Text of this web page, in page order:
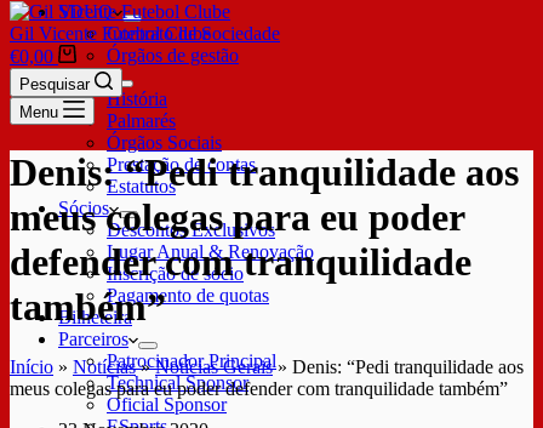
SDUQ
Contrato de Sociedade
Órgãos de gestão
Clube
História
Palmarés
Órgãos Sociais
Prestação de contas
Estatutos
Sócios
Descontos Exclusivos
Lugar Anual & Renovação
Inscrição de sócio
Pagamento de quotas
Bilheteira
Parceiros
Patrocinador Principal
Technical Sponsor
Oficial Sponsor
Gil Vicente Futebol Clube
€0,00
Pesquisar
Menu
Denis: “Pedi tranquilidade aos
meus colegas para eu poder
defender com tranquilidade
também”
Início » Notícias»Notícias Gerais» Denis: “Pedi tranquilidade aos
meus colegas para eu poder defender com tranquilidade também”